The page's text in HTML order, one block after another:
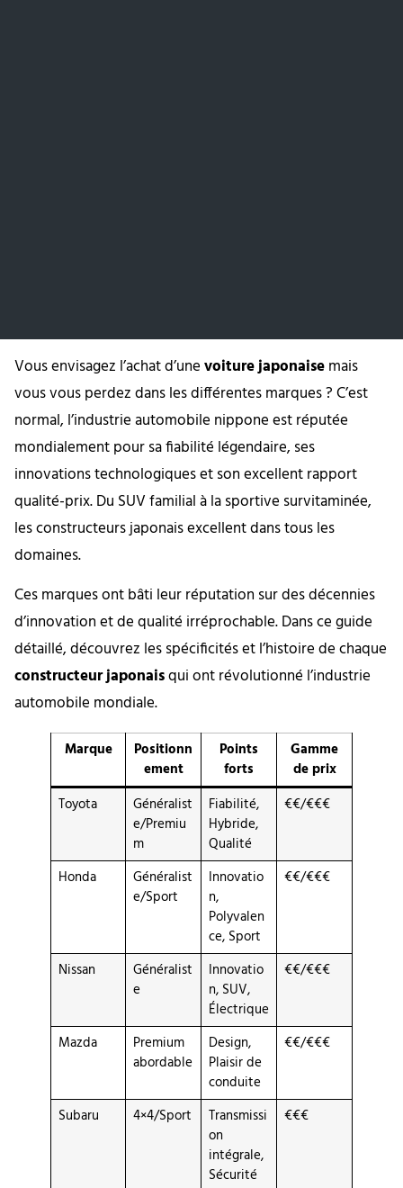
Vous envisagez l’achat d’unevoiture japonaisemais
vous vous perdez dans les différentes marques ? C’est
normal, l’industrie automobile nippone est réputée
mondialement pour sa fiabilité légendaire, ses
innovations technologiques et son excellent rapport
qualité-prix. Du SUV familial à la sportive survitaminée,
les constructeurs japonais excellent dans tous les
domaines.
Ces marques ont bâti leur réputation sur des décennies
d’innovation et de qualité irréprochable. Dans ce guide
détaillé, découvrez les spécificités et l’histoire de chaque
constructeur japonaisqui ont révolutionné l’industrie
automobile mondiale.
Marque
Positionn
ement
Points
forts
Gamme
de prix
Toyota
Généralist
e/Premiu
m
Fiabilité,
Hybride,
Qualité
€€/€€€
Honda
Généralist
e/Sport
Innovatio
n,
Polyvalen
ce, Sport
€€/€€€
Nissan
Généralist
e
Innovatio
n, SUV,
Électrique
€€/€€€
Mazda
Premium
abordable
Design,
Plaisir de
conduite
€€/€€€
Subaru 4×4/Sport
Transmissi
on
intégrale,
Sécurité
€€€